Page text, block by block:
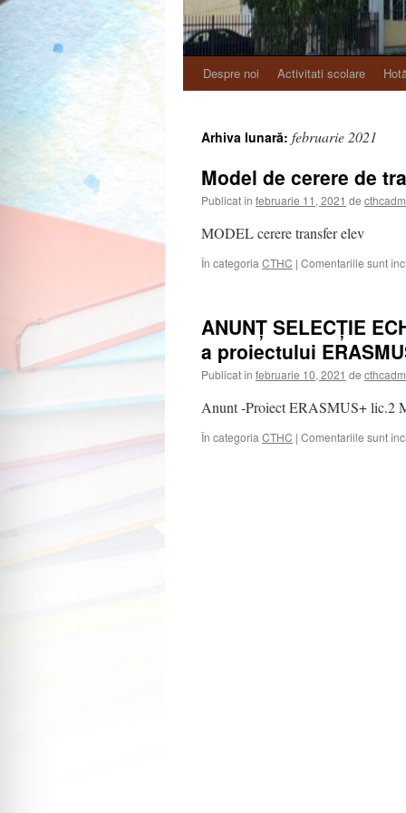
Despre noi Activitati scolare
Arhiva lunară: februarie 2021
Model de cerere de
Publicat în februarie 11, 2021 de
MODEL cerere transfer elev
În categoria CTHC | Comentariile sunt
ANUNȚ SELECȚIE
a proiectului
Publicat în februarie 10, 2021 de
Anunt -Proiect ERASMUS+ lic.2
În categoria CTHC | Comentariile sunt